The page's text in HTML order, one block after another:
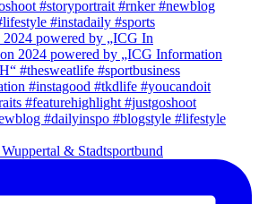
powered by „ICG In
& Stadtsportbund